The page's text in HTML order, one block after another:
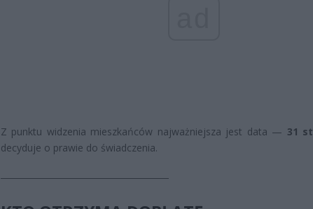
Z punktu widzenia mieszkańców najważniejsza jest data — 31
decyduje o prawie do świadczenia.
────────────────────────